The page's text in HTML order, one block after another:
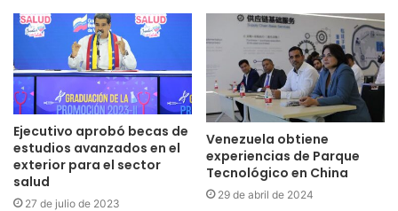
Ejecutivo aprobó becas de
estudios avanzados en el
exterior para el sector
salud
27 de julio de 2023
Venezuela obtiene
experiencias de Parque
Tecnológico en China
29 de abril de 2024